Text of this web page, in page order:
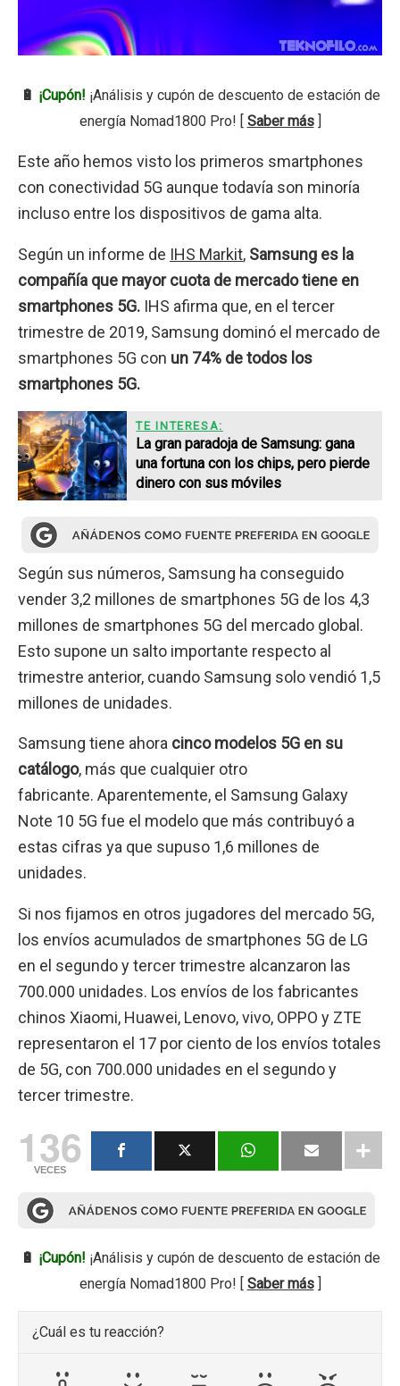
🔋 ¡Cupón! ¡Análisis y cupón de descuento de estación de
energía Nomad1800 Pro! [ Saber más]
Este año hemos visto los primeros smartphones
con conectividad 5G aunque todavía son minoría
incluso entre los dispositivos de gama alta.
Según un informe de IHS Markit, Samsung es la
compañía que mayor cuota de mercado tiene en
smartphones 5G. IHS afirma que, en el tercer
trimestre de 2019, Samsung dominó el mercado de
smartphones 5G con un 74% de todos los
smartphones 5G.
TE INTERESA:
La gran paradoja de Samsung: gana
una fortuna con los chips, pero pierde
dinero con sus móviles
Según sus números, Samsung ha conseguido
vender 3,2 millones de smartphones 5G de los 4,3
millones de smartphones 5G del mercado global.
Esto supone un salto importante respecto al
trimestre anterior, cuando Samsung solo vendió 1,5
millones de unidades.
Samsung tiene ahora cinco modelos 5G en su
catálogo, más que cualquier otro
fabricante. Aparentemente, el Samsung Galaxy
Note 10 5G fue el modelo que más contribuyó a
estas cifras ya que supuso 1,6 millones de
unidades.
Si nos fijamos en otros jugadores del mercado 5G,
los envíos acumulados de smartphones 5G de LG
en el segundo y tercer trimestre alcanzaron las
700.000 unidades. Los envíos de los fabricantes
chinos Xiaomi, Huawei, Lenovo, vivo, OPPO y ZTE
representaron el 17 por ciento de los envíos totales
de 5G, con 700.000 unidades en el segundo y
tercer trimestre.
136
VECES
🔋 ¡Cupón! ¡Análisis y cupón de descuento de estación de
energía Nomad1800 Pro! [ Saber más]
¿Cuál es tu reacción?